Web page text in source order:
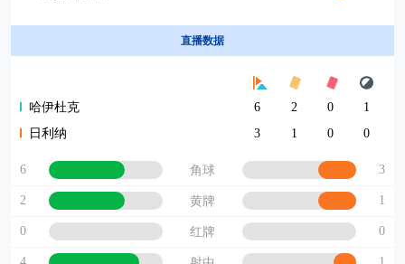
直播数据
哈伊杜克 6 2 0
1
日利纳
3 1 0 0
6 角球 3
2 黄牌 1
0 红牌 0